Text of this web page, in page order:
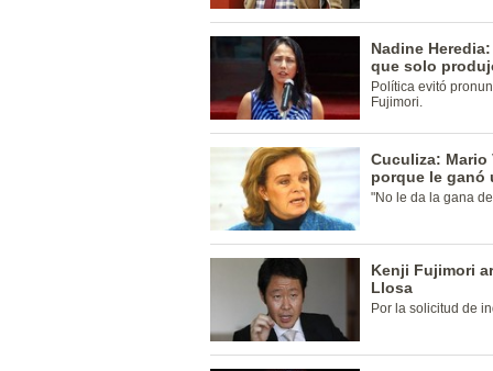
Nadine
que solo
Política evitó
Fujimori.
Cuculiza: Mario
porque le ganó
"No le da la gana
Kenji Fujimori
Llosa
Por la solicitud de